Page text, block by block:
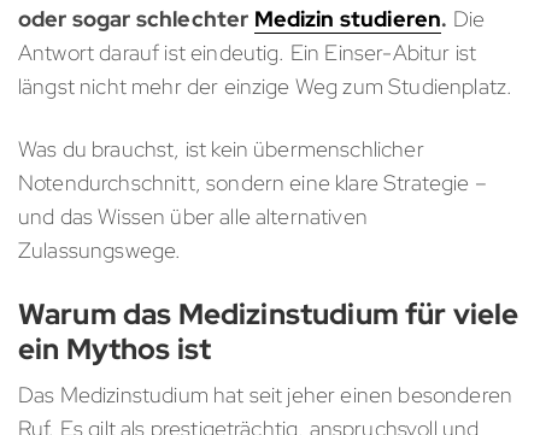
oder sogar schlechter Medizin studieren. Die
Antwort darauf ist eindeutig. Ein Einser-Abitur ist
längst nicht mehr der einzige Weg zum Studienplatz.
Was du brauchst, ist kein übermenschlicher
Notendurchschnitt, sondern eine klare Strategie –
und das Wissen über alle alternativen
Zulassungswege.
Warum das Medizinstudium für viele
ein Mythos ist
Das Medizinstudium hat seit jeher einen besonderen
Ruf. Es gilt als prestigeträchtig, anspruchsvoll und